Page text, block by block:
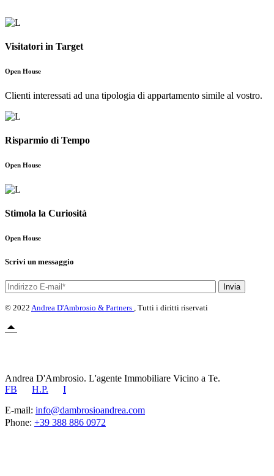
Visitatori in Target
Open House
Clienti interessati ad una tipologia di appartamento simile al vostro.
Risparmio di Tempo
Open House
Stimola la Curiosità
Open House
Scrivi un messaggio
Invia
© 2022 Andrea D'Ambrosio & Partners , Tutti i diritti riservati
Andrea D'Ambrosio. L'agente Immobiliare Vicino a Te.
FB
H.P.
I
E-mail: info@dambrosioandrea.com
Phone: +39 388 886 0972